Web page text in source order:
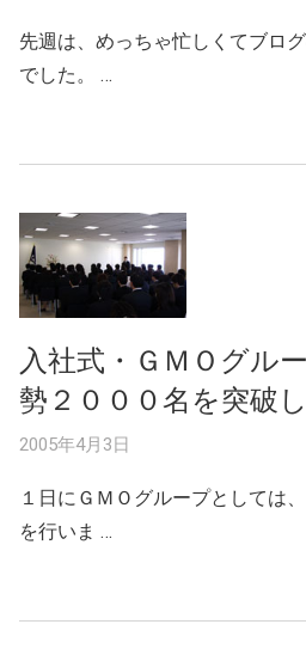
先週は、めっちゃ忙しくてブロ
でした。 …
入社式・ＧＭＯグル
勢２０００名を突破
2005年4月3日
１日にＧＭＯグループとしては
を行いま …